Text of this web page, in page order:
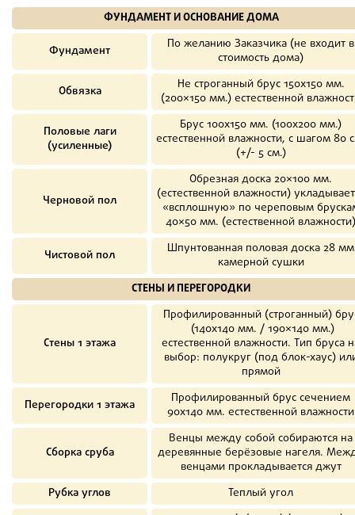
ФУНДАМЕНТ И ОСНОВАНИЕ ДОМА
Фундамент
По желанию Заказчика (не входит в
стоимость дома)
Обвязка
Не строганный брус 150х150 мм.
(200×150 мм.) естественной
Половые лаги
(усиленные)
Брус 100х150 мм. (100х200 мм.)
естественной влажности, с шагом 80
(+/- 5 см.)
Черновой пол
Обрезная доска 20×100 мм.
(естественной влажности)
«всплошную» по череповым
40×50 мм. (естественной влажности)
Чистовой пол
Шпунтованная половая доска 28 мм
камерной сушки
СТЕНЫ И ПЕРЕГОРОДКИ
Стены 1 этажа
Профилированный (строганный)
(140х140 мм. / 190×140 мм.)
естественной влажности. Тип бруса
выбор: полукруг (под блок-хаус)
прямой
Перегородки 1 этажа
Профилированный брус сечением
90х140 мм. естественной влажности
Сборка сруба
Венцы между собой собираются на
деревянные берёзовые нагеля.
венцами прокладывается джут
Рубка углов
Теплый угол